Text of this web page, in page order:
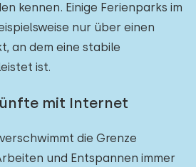
kennen. Einige Ferienparks im
nur über einen
an dem eine stabile
ist.
mit Internet
die Grenze
und Entspannen immer